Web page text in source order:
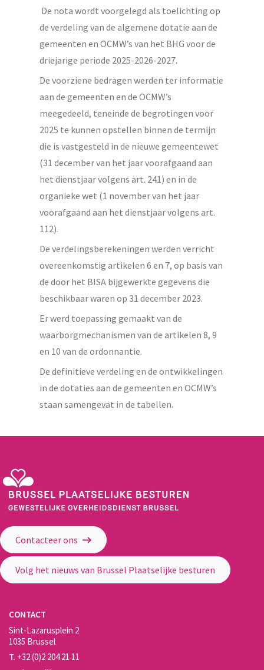
De nota wordt voorgelegd als toelichting op
de verdeling van de algemene dotatie aan de
gemeenten en OCMW’s van het BHG voor de
driejarige periode 2025-2026-2027.
De voorziene bedragen werden ter informatie
aan de gemeenten en de OCMW’s
meegedeeld, teneinde de begrotingen voor
2025 te kunnen opstellen binnen de termijn
die is vastgesteld in de nieuwe gemeentewet
(31 december van het jaar voorafgaand aan
het dienstjaar volgens art. 241) en in de
organieke wet (1 november van het jaar
voorafgaand aan het dienstjaar volgens art.
112).
De verdelingsberekeningen werden verricht
overeenkomstig artikelen 6 en 7, op basis van
de door het BISA bijgewerkte gegevens die
beschikbaar waren op 31 december 2023.
Er werd toepassing gemaakt van de
waarborgmechanismen van de artikelen 8, 9
en 10 van de ordonnantie.
De definitieve verdeling en de ontwikkelingen
in de dotaties aan de gemeenten en OCMW’s
staan samengevat in de tabellen.
Contacteer ons
Volg het nieuws van Brussel Plaatselijke besturen
CONTACT
Sint-Lazarusplein 2
1035 Brussel
T. +32 (0)2 204 21 11